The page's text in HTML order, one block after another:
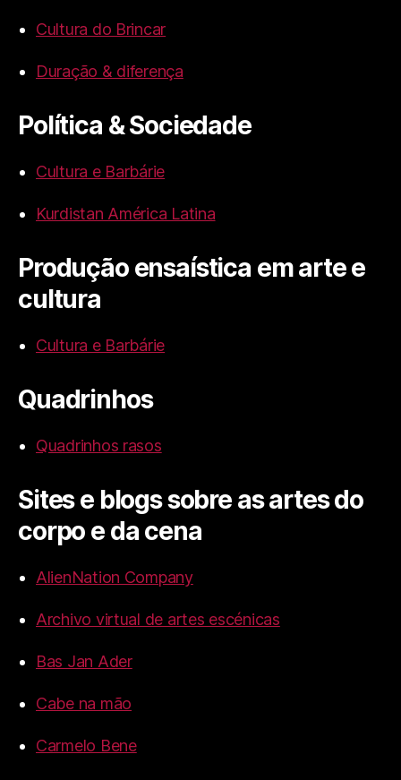
Cultura do Brincar
Duração & diferença
Política & Sociedade
Cultura e Barbárie
Kurdistan América Latina
Produção ensaística em arte e
cultura
Cultura e Barbárie
Quadrinhos
Quadrinhos rasos
Sites e blogs sobre as artes do
corpo e da cena
AlienNation Company
Archivo virtual de artes escénicas
Bas Jan Ader
Cabe na mão
Carmelo Bene